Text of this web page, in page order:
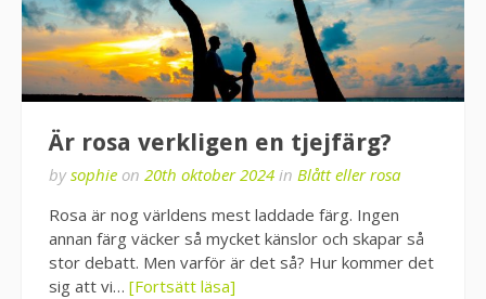
Är rosa verkligen en tjejfärg?
bysophie on 20th oktober 2024 in Blått eller rosa
Rosa är nog världens mest laddade färg. Ingen
annan färg väcker så mycket känslor och skapar så
stor debatt. Men varför är det så? Hur kommer det
sig att vi… [Fortsätt läsa]